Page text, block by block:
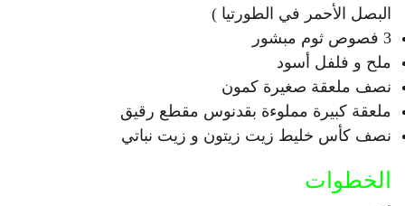
البصل الأحمر في الطورتيا )
3 فصوص ثوم مبشور
ملح و فلفل أسود
نصف ملعقة صغيرة كمون
ملعقة كبيرة مملوءة بقدنوس مقطع رقيق
نصف كأس خليط زيت زيتون و زيت نباتي
الخطوات